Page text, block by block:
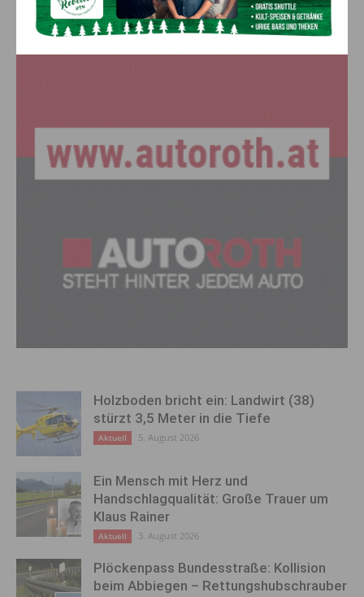
Anzeige
Holzboden bricht ein: Landwirt (38)
stürzt 3,5 Meter in die Tiefe
Aktuell 5. August 2026
Ein Mensch mit Herz und
Handschlagqualität: Große Trauer um
Klaus Rainer
Aktuell 3. August 2026
Plöckenpass Bundesstraße: Kollision
beim Abbiegen – Rettungshubschrauber